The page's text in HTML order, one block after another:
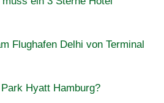
Flughafen Delhi von Terminal
Hyatt Hamburg?